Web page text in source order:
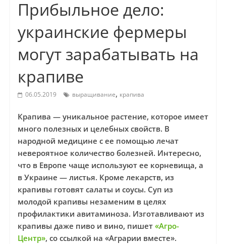
Прибыльное дело:
украинские фермеры
могут зарабатывать на
крапиве
06.05.2019 выращивание, крапива
Крапива — уникальное растение, которое имеет
много полезных и целебных свойств. В
народной медицине с ее помощью лечат
невероятное количество болезней. Интересно,
что в Европе чаще используют ее корневища, а
в Украине — листья. Кроме лекарств, из
крапивы готовят салаты и соусы. Суп из
молодой крапивы незаменим в целях
профилактики авитаминоза. Изготавливают из
крапивы даже пиво и вино, пишет «Агро-
Центр», со ссылкой на «Аграрии вместе».